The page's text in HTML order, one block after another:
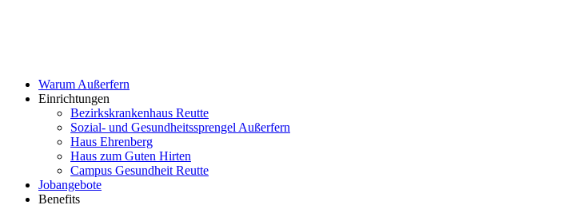
Warum Außerfern
Einrichtungen
Bezirkskrankenhaus Reutte
Sozial- und Gesundheitssprengel Außerfern
Haus Ehrenberg
Haus zum Guten Hirten
Campus Gesundheit Reutte
Jobangebote
Benefits